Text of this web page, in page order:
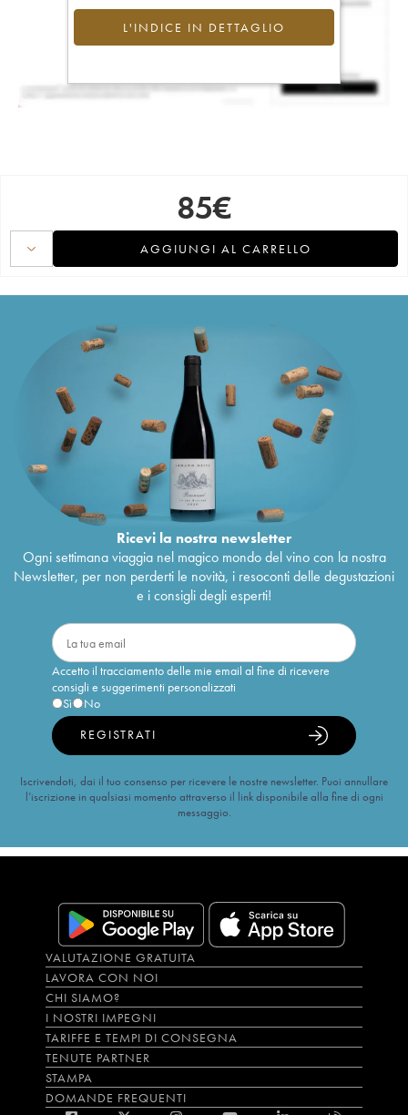
L'INDICE IN DETTAGLIO
85€
AGGIUNGI AL CARRELLO
Ricevi la nostra newsletter
Ogni settimana viaggia nel magico mondo del vino con la nostra
Newsletter, per non perderti le novità, i resoconti delle degustazioni
e i consigli degli esperti!
Accetto il tracciamento delle mie email al fine di ricevere
consigli e suggerimenti personalizzati
Sì
No
REGISTRATI
Iscrivendoti, dai il tuo consenso per ricevere le nostre newsletter. Puoi annullare
l’iscrizione in qualsiasi momento attraverso il link disponibile alla fine di ogni
messaggio.
VALUTAZIONE GRATUITA
LAVORA CON NOI
CHI SIAMO?
I NOSTRI IMPEGNI
TARIFFE E TEMPI DI CONSEGNA
TENUTE PARTNER
STAMPA
DOMANDE FREQUENTI